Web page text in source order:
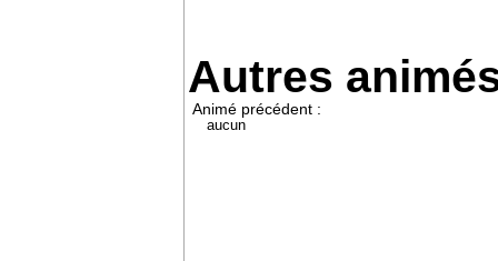
Autres
Animé précédent :
aucun